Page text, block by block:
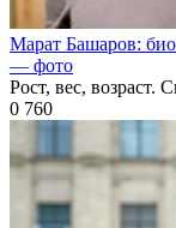
Марат Башаров:
— фото
Рост, вес, возраст.
0 760